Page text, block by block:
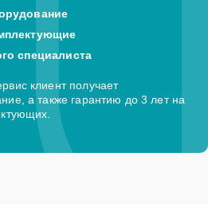
специалиста
клиент получает
а также гарантию до 3 лет на